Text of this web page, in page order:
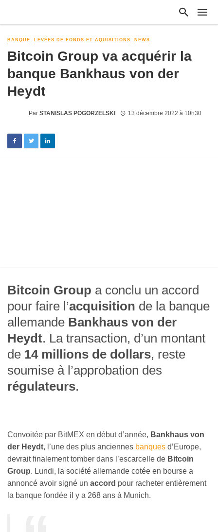
BANQUE LEVÉES DE FONDS ET AQUISITIONS NEWS
Bitcoin Group va acquérir la
banque Bankhaus von der
Heydt
Par STANISLAS POGORZELSKI 13 décembre 2022 à 10h30
Bitcoin Group a conclu un accord
pour faire l’acquisition de la banque
allemande Bankhaus von der
Heydt. La transaction, d’un montant
de 14 millions de dollars, reste
soumise à l’approbation des
régulateurs.
Convoitée par BitMEX en début d’année, Bankhaus von
der Heydt, l’une des plus anciennes banques d’Europe,
devrait finalement tomber dans l’escarcelle de Bitcoin
Group. Lundi, la société allemande cotée en bourse a
annoncé avoir signé un accord pour racheter entièrement
la banque fondée il y a 268 ans à Munich.